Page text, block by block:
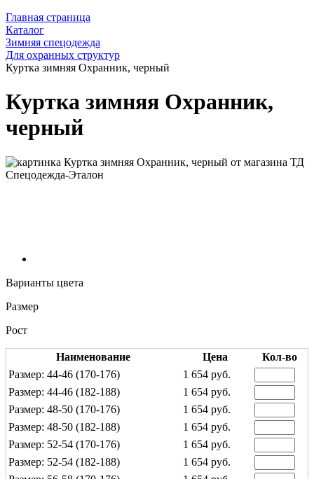
Главная страница
Каталог
Зимняя спецодежда
Для охранных структур
Куртка зимняя Охранник, черный
Куртка зимняя Охранник,
черный
Варианты цвета
Размер
Рост
Наименование Цена
Кол-во
Размер: 44-46 (170-176)
1 654 руб.
Размер: 44-46 (182-188)
1 654 руб.
Размер: 48-50 (170-176)
1 654 руб.
Размер: 48-50 (182-188)
1 654 руб.
Размер: 52-54 (170-176)
1 654 руб.
Размер: 52-54 (182-188)
1 654 руб.